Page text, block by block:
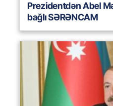
Prezidentdən Abel
bağlı SƏRƏNCAM